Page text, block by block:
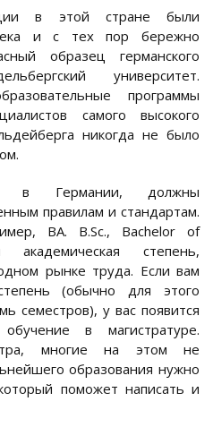
в этой стране были
и с тех пор бережно
образец германского
университет.
программы
самого высокого
никогда не было
в Германии, должны
правилам и стандартам.
BA. B.Sc., Bachelor of
степень,
рынке труда. Если вам
(обычно для этого
семестров), у вас появится
в магистратуре.
многие на этом не
образования нужно
поможет написать и